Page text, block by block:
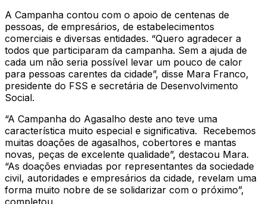
A Campanha contou com o apoio de centenas de
pessoas, de empresários, de estabelecimentos
comerciais e diversas entidades. “Quero agradecer a
todos que participaram da campanha. Sem a ajuda de
cada um não seria possível levar um pouco de calor
para pessoas carentes da cidade”, disse Mara Franco,
presidente do FSS e secretária de Desenvolvimento
Social.
“A Campanha do Agasalho deste ano teve uma
característica muito especial e significativa. Recebemos
muitas doações de agasalhos, cobertores e mantas
novas, peças de excelente qualidade”, destacou Mara.
“As doações enviadas por representantes da sociedade
civil, autoridades e empresários da cidade, revelam uma
forma muito nobre de se solidarizar com o próximo”,
completou.